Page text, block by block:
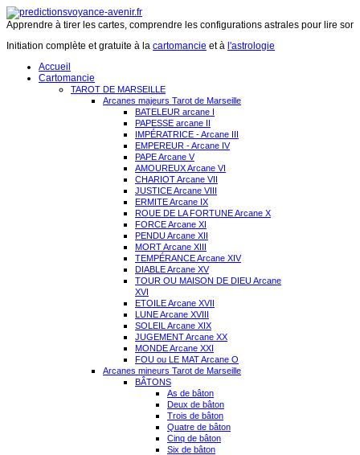
Apprendre à tirer les cartes, comprendre les configurations astrales pour lire
Initiation complète et gratuite à la cartomancie et à l'astrologie
Accueil
Cartomancie
TAROT DE MARSEILLE
Arcanes majeurs Tarot de Marseille
BATELEUR arcane I
PAPESSE arcane II
IMPÉRATRICE - Arcane III
EMPEREUR - Arcane IV
PAPE Arcane V
AMOUREUX Arcane VI
CHARIOT Arcane VII
JUSTICE Arcane VIII
ERMITE Arcane IX
ROUE DE LA FORTUNE Arcane X
FORCE Arcane XI
PENDU Arcane XII
MORT Arcane XIII
TEMPÉRANCE Arcane XIV
DIABLE Arcane XV
TOUR OU MAISON DE DIEU Arcane
XVI
ETOILE Arcane XVII
LUNE Arcane XVIII
SOLEIL Arcane XIX
JUGEMENT Arcane XX
MONDE Arcane XXI
FOU ou LE MAT Arcane O
Arcanes mineurs Tarot de Marseille
BÂTONS
As de bâton
Deux de bâton
Trois de bâton
Quatre de bâton
Cinq de bâton
Six de bâton